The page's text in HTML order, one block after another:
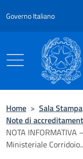
Governo Italiano
Home > Sala Stampa
Note di
NOTA
Ministeriale